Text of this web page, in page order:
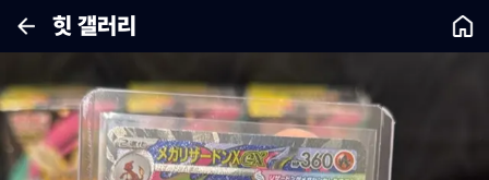
힛 갤러리